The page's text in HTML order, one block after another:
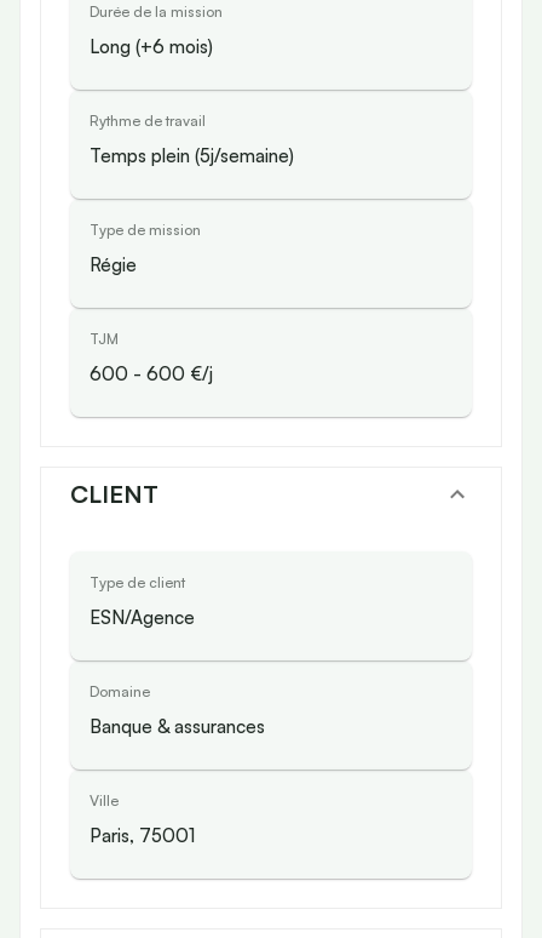
Durée de la mission
Long (+6 mois)
Rythme de travail
Temps plein (5j/semaine)
Type de mission
Régie
TJM
600 - 600 €/j
CLIENT
Type de client
ESN/Agence
Domaine
Banque & assurances
Ville
Paris, 75001